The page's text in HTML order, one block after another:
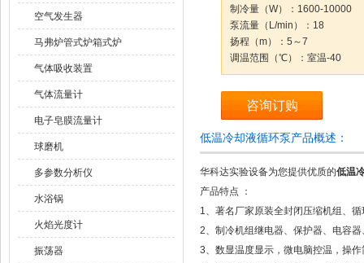
空气发生器
马弗炉管式炉箱式炉
气体吸收装置
气体流量计
电子皂膜流量计
球磨机
多参数分析仪
水浴锅
火焰光度计
振荡器
制冷量（W）：1600-10000
泵流量（L/min）：18
扬程（m）：5～7
调温范围（℃）：室温-40
咨询订购
低温冷却液循环泵产品概述：
华科达实验设备为您提供优质的低温
产品特点 ：
1、著名厂家原装全封闭压缩机组、
2、制冷机组继电器、保护器、电容
3、数显温度显示，微电脑控温，操